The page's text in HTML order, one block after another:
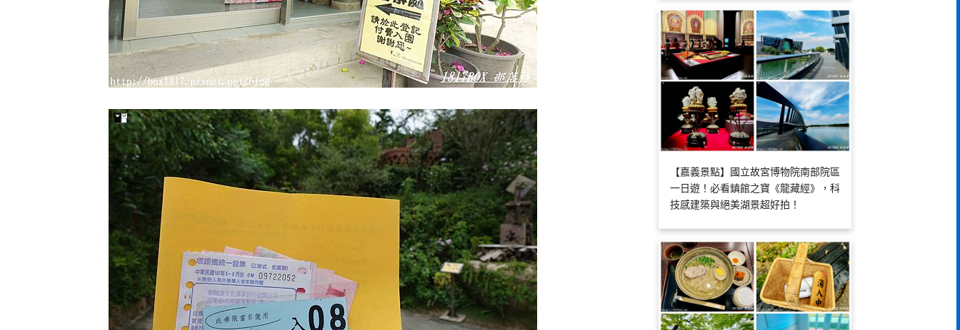
【嘉義景點】國立故宮博物院南部院區
一日遊！必看鎮館之寶《龍藏經》，科
技感建築與絕美湖景超好拍！